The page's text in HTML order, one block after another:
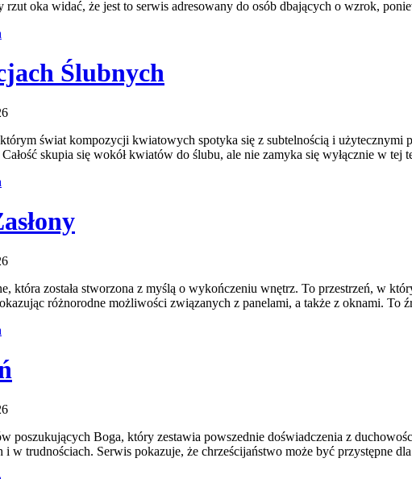
oka widać, że jest to serwis adresowany do osób dbających o wzrok,
Ślubnych
świat kompozycji kwiatowych spotyka się z subtelnością i użytecznymi
skupia się wokół kwiatów do ślubu, ale nie zamyka się wyłącznie w tej
która została stworzona z myślą o wykończeniu wnętrz. To przestrzeń, w
różnorodne możliwości związanych z panelami, a także z oknami. To
poszukujących Boga, który zestawia powszednie doświadczenia z
w trudnościach. Serwis pokazuje, że chrześcijaństwo może być przystępne